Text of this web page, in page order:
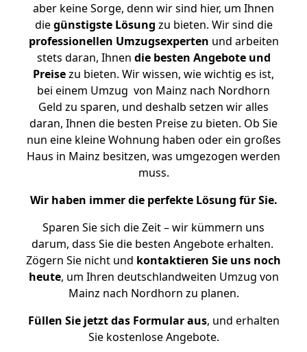
aber keine Sorge, denn wir sind hier, um Ihnen
diegünstigste Lösung zu bieten. Wir sind die
professionellen Umzugsexperten und arbeiten
stets daran, Ihnen die besten Angebote und
Preisezu bieten. Wir wissen, wie wichtig es ist,
bei einem Umzug von Mainz nach Nordhorn
Geld zu sparen, und deshalb setzen wir alles
daran, Ihnen die besten Preise zu bieten. Ob Sie
nun eine kleine Wohnung haben oder ein großes
Haus in Mainz besitzen, was umgezogen werden
muss.
Wir haben immer die perfekte Lösung für Sie.
Sparen Sie sich die Zeit – wir kümmern uns
darum, dass Sie die besten Angebote erhalten.
Zögern Sie nicht und kontaktieren Sie uns noch
heute, um Ihren deutschlandweiten Umzug von
Mainz nach Nordhorn zu planen.
Füllen Sie jetzt das Formular aus, und erhalten
Sie kostenlose Angebote.